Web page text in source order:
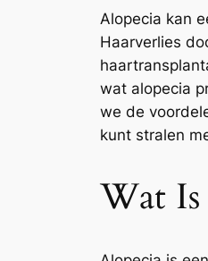
Alopecia kan
Haarverlies
wat alopecia
we de
kunt stralen
Wat